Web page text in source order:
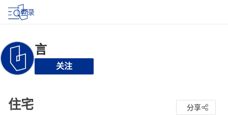
登录
关注
住宅 分享